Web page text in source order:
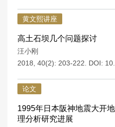
黄文熙讲座
高土石坝几个问题探讨
汪小刚
2018, 40(2): 203-222.
DOI:
论文
1995年日本阪神地震大开
理分析研究进展